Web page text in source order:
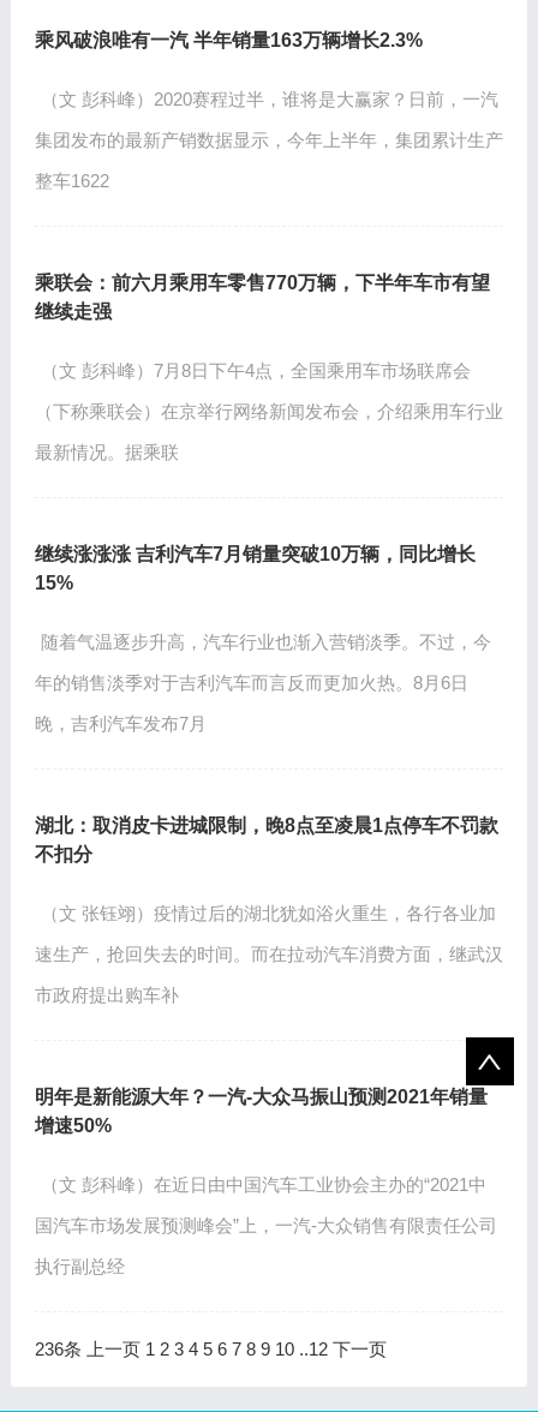
乘风破浪唯有一汽 半年销量163万辆增长2.3%
（文 彭科峰）2020赛程过半，谁将是大赢家？日前，一汽
集团发布的最新产销数据显示，今年上半年，集团累计生产
整车1622
乘联会：前六月乘用车零售770万辆，下半年车市有望
继续走强
（文 彭科峰）7月8日下午4点，全国乘用车市场联席会
（下称乘联会）在京举行网络新闻发布会，介绍乘用车行业
最新情况。据乘联
继续涨涨涨 吉利汽车7月销量突破10万辆，同比增长
15%
随着气温逐步升高，汽车行业也渐入营销淡季。不过，今
年的销售淡季对于吉利汽车而言反而更加火热。8月6日
晚，吉利汽车发布7月
湖北：取消皮卡进城限制，晚8点至凌晨1点停车不罚款
不扣分
（文 张钰翊）疫情过后的湖北犹如浴火重生，各行各业加
速生产，抢回失去的时间。而在拉动汽车消费方面，继武汉
市政府提出购车补
明年是新能源大年？一汽-大众马振山预测2021年销量
增速50%
（文 彭科峰）在近日由中国汽车工业协会主办的“2021中
国汽车市场发展预测峰会”上，一汽-大众销售有限责任公司
执行副总经
236条 上一页 1 2 3 4 5 6 7 8 9 10..12 下一页